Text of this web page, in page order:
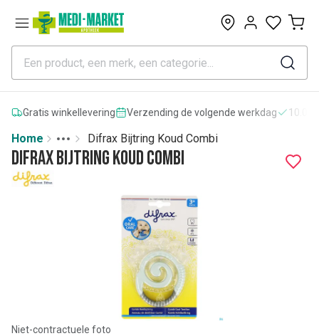
0
Gratis winkellevering Verzending de volgende werkdag
Home
More
Toggle menu
Difrax Bijtring Koud Combi
Difrax Bijtring Koud Combi
Niet-contractuele foto